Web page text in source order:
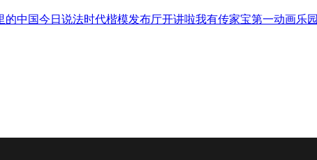
的中国今日说法时代楷模发布厅开讲啦我有传家宝第一动画乐园